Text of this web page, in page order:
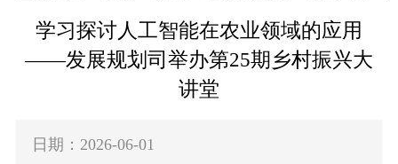
学习探讨人工智能在农业领域的应用
——发展规划司举办第25期乡村振兴大
讲堂
日期：2026-06-01